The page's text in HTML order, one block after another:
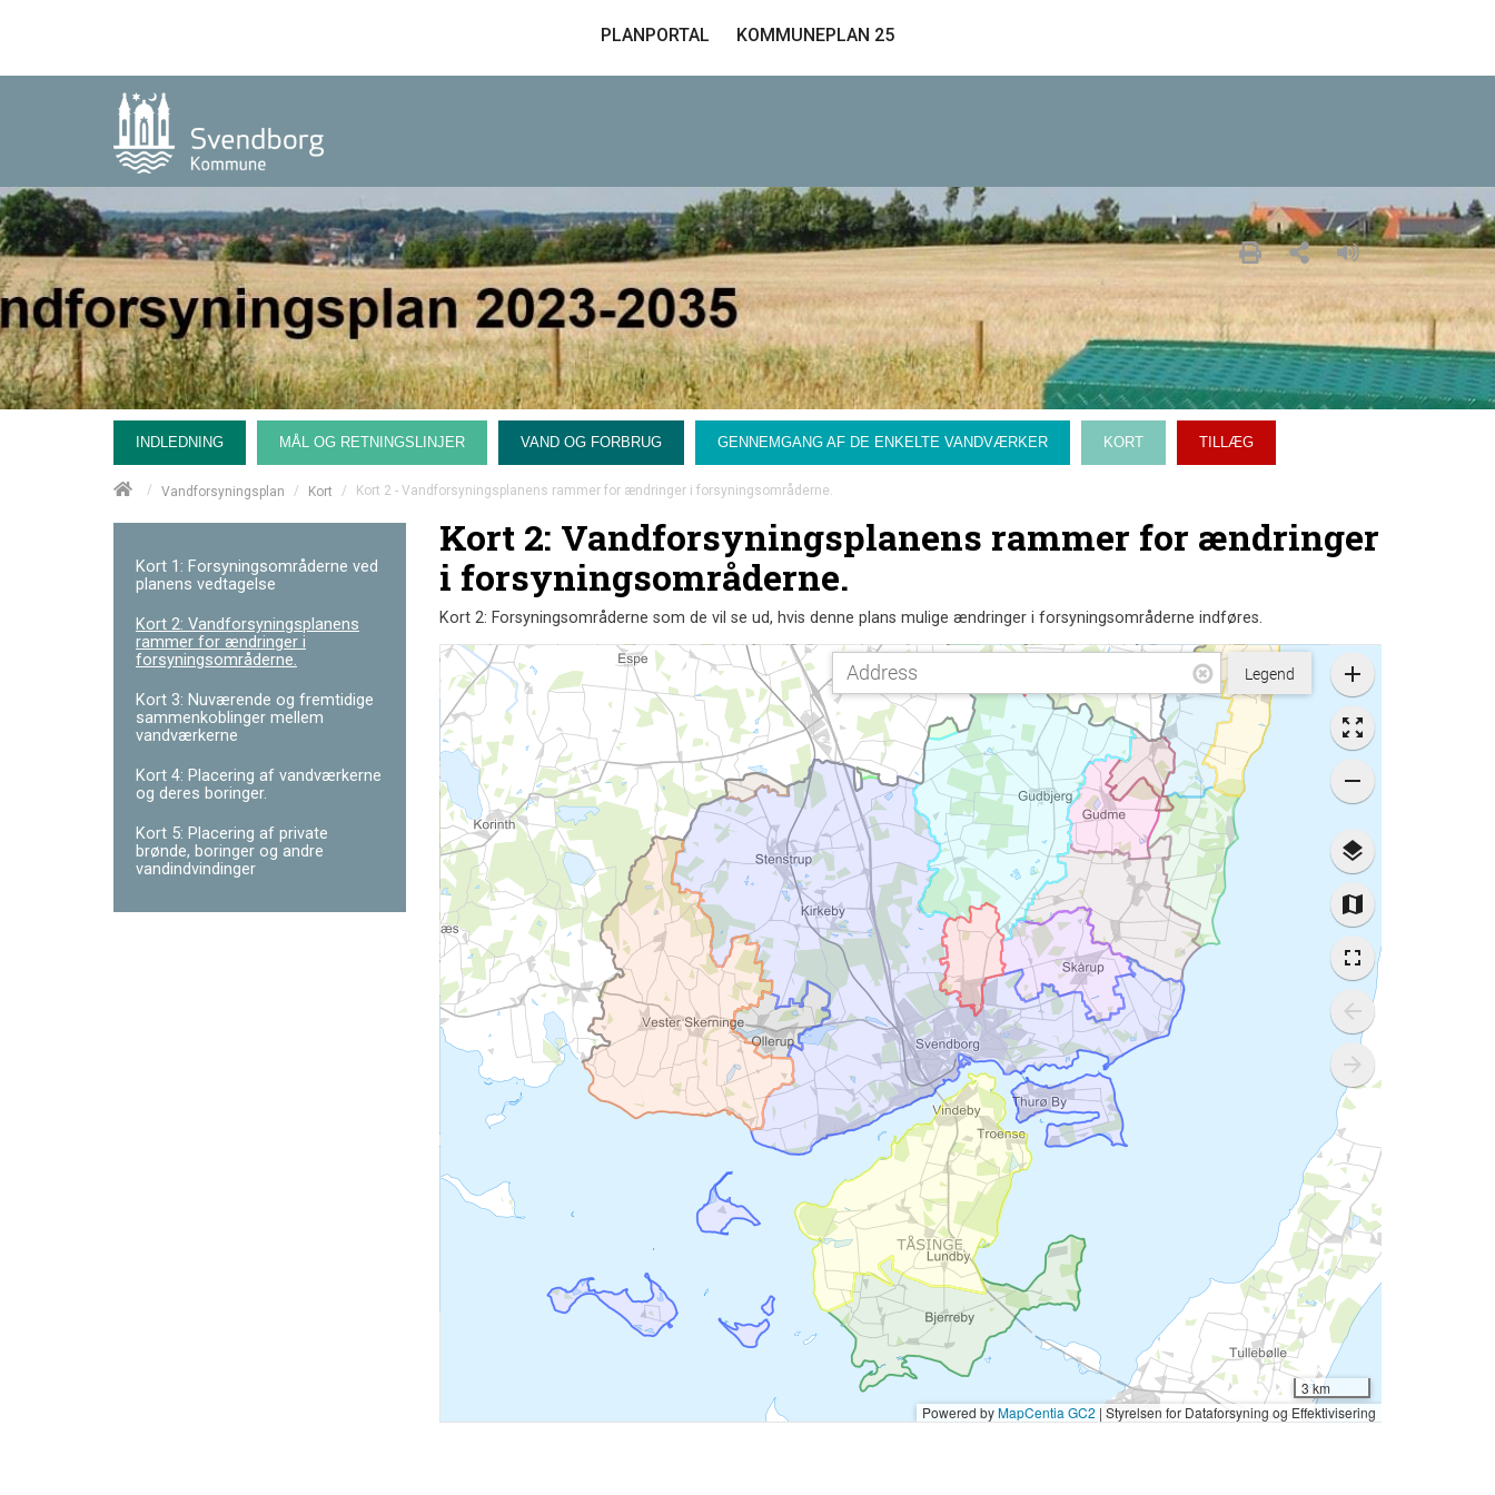
PLANPORTAL KOMMUNEPLAN 25
INDLEDNING MÅL OG RETNINGSLINJER VAND OG FORBRUG GENNEMGANG AF DE ENKELTE VANDVÆRKER KORT TILLÆG
/ Vandforsyningsplan / Kort / Kort 2 - Vandforsyningsplanens rammer for ændringer i forsyningsområderne.
Kort 1: Forsyningsområderne ved
planens vedtagelse
Kort 2: Vandforsyningsplanens
rammer for ændringer i
forsyningsområderne.
Kort 3: Nuværende og fremtidige
sammenkoblinger mellem
vandværkerne
Kort 4: Placering af vandværkerne
og deres boringer.
Kort 5: Placering af private
brønde, boringer og andre
vandindvindinger
Kort 2: Vandforsyningsplanens rammer for ændringer
i forsyningsområderne.
Kort 2: Forsyningsområderne som de vil se ud, hvis denne plans mulige ændringer i forsyningsområderne indføres.